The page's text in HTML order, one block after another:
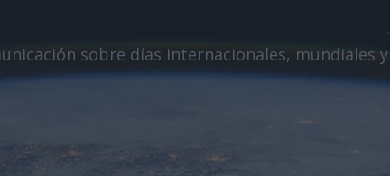
sobre días internacionales, mundiales